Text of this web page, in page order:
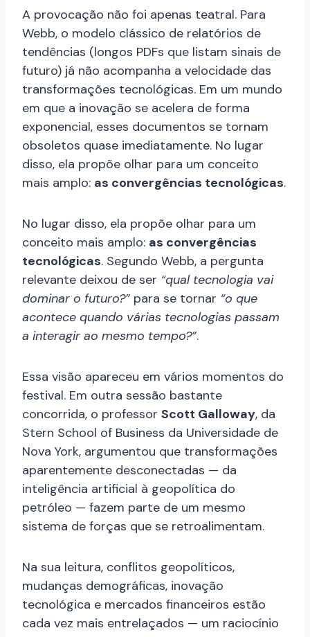
A provocação não foi apenas teatral. Para
Webb, o modelo clássico de relatórios de
tendências (longos PDFs que listam sinais de
futuro) já não acompanha a velocidade das
transformações tecnológicas. Em um mundo
em que a inovação se acelera de forma
exponencial, esses documentos se tornam
obsoletos quase imediatamente. No lugar
disso, ela propõe olhar para um conceito
mais amplo: as convergências tecnológicas.
No lugar disso, ela propõe olhar para um
conceito mais amplo: as convergências
tecnológicas. Segundo Webb, a pergunta
relevante deixou de ser “qual tecnologia vai
dominar o futuro?” para se tornar “o que
acontece quando várias tecnologias passam
a interagir ao mesmo tempo?”.
Essa visão apareceu em vários momentos do
festival. Em outra sessão bastante
concorrida, o professor Scott Galloway, da
Stern School of Business da Universidade de
Nova York, argumentou que transformações
aparentemente desconectadas — da
inteligência artificial à geopolítica do
petróleo — fazem parte de um mesmo
sistema de forças que se retroalimentam.
Na sua leitura, conflitos geopolíticos,
mudanças demográficas, inovação
tecnológica e mercados financeiros estão
cada vez mais entrelaçados — um raciocínio